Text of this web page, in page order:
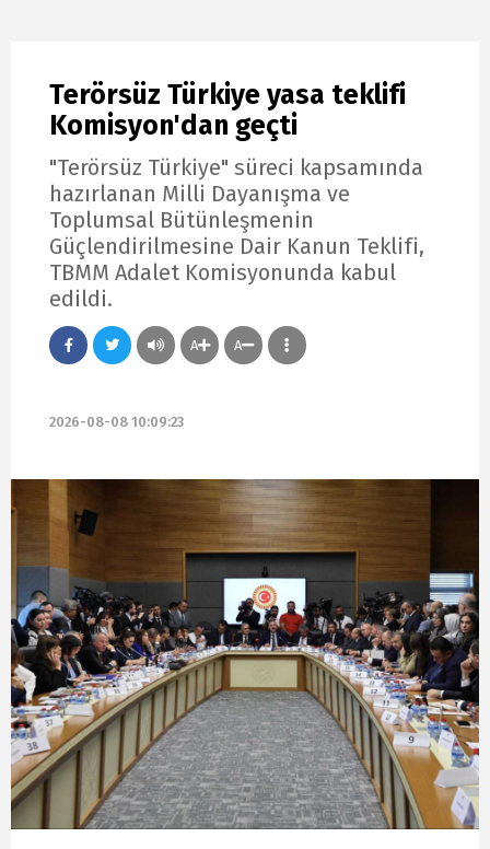
Terörsüz Türkiye yasa teklifi
Komisyon'dan geçti
"Terörsüz Türkiye" süreci kapsamında
hazırlanan Milli Dayanışma ve
Toplumsal Bütünleşmenin
Güçlendirilmesine Dair Kanun Teklifi,
TBMM Adalet Komisyonunda kabul
edildi.
A A
2026-08-08 10:09:23